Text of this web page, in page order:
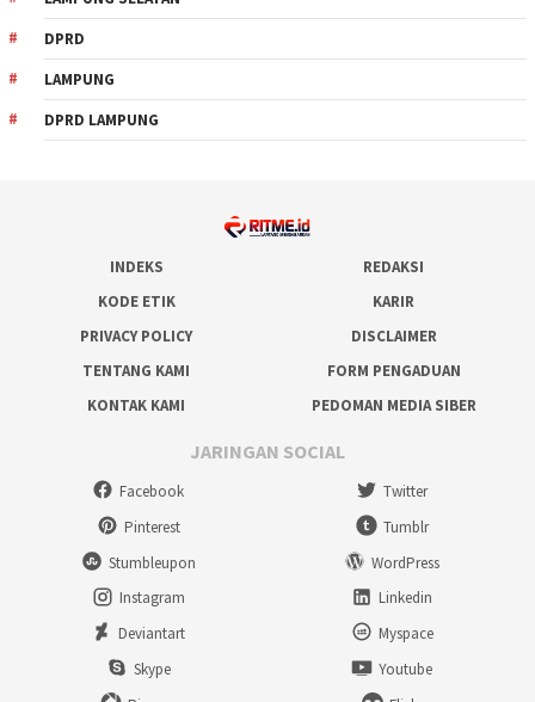
DPRD
LAMPUNG
DPRD LAMPUNG
INDEKS
REDAKSI
KODE ETIK
KARIR
PRIVACY POLICY
DISCLAIMER
TENTANG KAMI
FORM PENGADUAN
KONTAK KAMI
PEDOMAN MEDIA SIBER
JARINGAN SOCIAL
Facebook
Twitter
Pinterest
Tumblr
Stumbleupon
WordPress
Instagram
Linkedin
Deviantart
Myspace
Skype
Youtube